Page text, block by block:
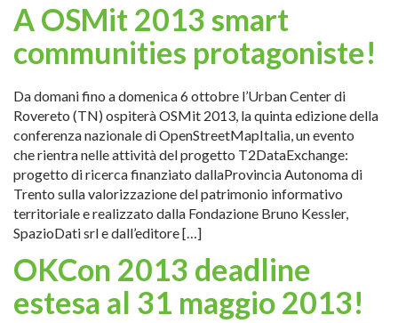
A OSMit 2013 smart
communities protagoniste!
Da domani fino a domenica 6 ottobre l’Urban Center di
Rovereto (TN) ospiterà OSMit 2013, la quinta edizione della
conferenza nazionale di OpenStreetMapItalia, un evento
che rientra nelle attività del progetto T2DataExchange:
progetto di ricerca finanziato dallaProvincia Autonoma di
Trento sulla valorizzazione del patrimonio informativo
territoriale e realizzato dalla Fondazione Bruno Kessler,
SpazioDati srl e dall’editore […]
OKCon 2013 deadline
estesa al 31 maggio 2013!